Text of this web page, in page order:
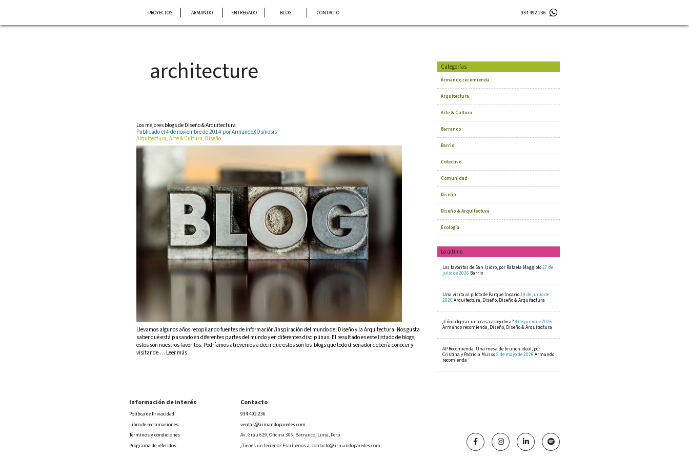
PROYECTOS ARMANDO ENTREGADO BLOG CONTACTO 934 492 236
contenido
architecture
Los mejores blogs de Diseño & Arquitectura
Publicado el 4 de noviembre de 2014 por ArmandoXOsmosis
Arquitectura, Arte & Cultura, Diseño
Llevamos algunos años recopilando fuentes de información/inspiración del mundo del Diseño y la Arquitectura. Nos gusta
saber qué está pasando en diferentes partes del mundo y en diferentes disciplinas. El resultado es este listado de blogs,
estos son nuestros favoritos. Podríamos atrevernos a decir que estos son los blogs que todo diseñador debería conocer y
visitar de … Leer más
Categorías
Armando recomienda
Arquitectura
Arte & Cultura
Barranco
Barrio
Colectivo
Comunidad
Diseño
Diseño & Arquitectura
Ecología
Lo último
Los favoritos de San Isidro, por Rafaela Maggiolo27 de
julio de 2026 Barrio
Una visita al piloto de Parque Incario19 de junio de
2026 Arquitectura, Diseño, Diseño & Arquitectura
¿Cómo lograr una casa acogedora?4 de junio de 2026
Armando recomienda, Diseño, Diseño & Arquitectura
AP Recomienda: Una mesa de brunch ideal, por
Cristina y Patricia Musso5 de mayo de 2026 Armando
recomienda
Información de interés
Política de Privacidad
Libro de reclamaciones
Términos y condiciones
Programa de referidos
Contacto
934 492 236
ventas@armandoparedes.com
Av. Grau 629, Oficina 306, Barranco, Lima, Perú
¿Tienes un terreno? Escríbenos a:contacto@armandoparedes.com